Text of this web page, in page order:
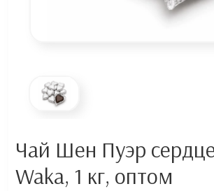
Чай Шен Пуэр
Waka, 1 кг, оптом